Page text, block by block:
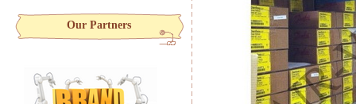
Our Partners